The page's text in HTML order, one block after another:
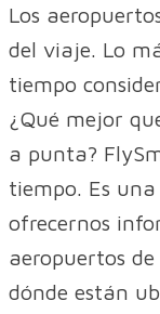
Los
del viaje. Lo
tiempo
¿Qué mejor
a punta?
tiempo. Es
ofrecernos
aeropuertos
dónde están